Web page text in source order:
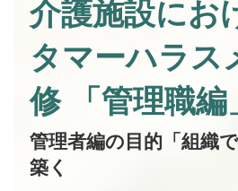
介護施設にお
タマーハラス
修 「管理職編
管理者編の目的「組織
築く